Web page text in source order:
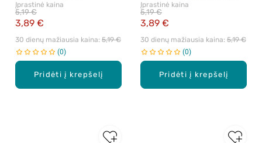
Pridėti į krepšelį
BLUEBERRY BLACK,
maitinamieji plaukų dažai, 1
Įprastinė kaina
3,89 €
5,19 €
30 dienų mažiausia kaina: 5,19 €
0
Pridėti į krepšelį
EXTRA LIGHT ASH BLONDE,
maitinamieji plaukų dažai, 1
Įprastinė kaina
3,89 €
5,19 €
30 dienų mažiausia kaina: 5,19 €
0